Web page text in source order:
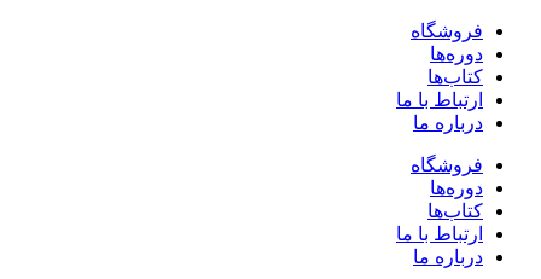
فروشگاه
دوره‌ها
کتاب‌ها
ارتباط با ما
درباره ما
فروشگاه
دوره‌ها
کتاب‌ها
ارتباط با ما
درباره ما